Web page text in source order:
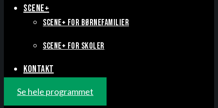
SCENE+
SCENE+ FOR BØRNEFAMILIER
SCENE+ FOR SKOLER
KONTAKT
Se hele programmet